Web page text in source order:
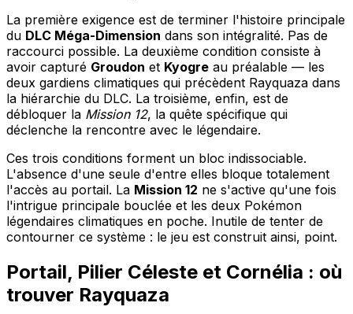
La première exigence est de terminer l'histoire principale
du DLC Méga-Dimension dans son intégralité. Pas de
raccourci possible. La deuxième condition consiste à
avoir capturé Groudon et Kyogre au préalable — les
deux gardiens climatiques qui précèdent Rayquaza dans
la hiérarchie du DLC. La troisième, enfin, est de
débloquer la Mission 12, la quête spécifique qui
déclenche la rencontre avec le légendaire.
Ces trois conditions forment un bloc indissociable.
L'absence d'une seule d'entre elles bloque totalement
l'accès au portail. La Mission 12 ne s'active qu'une fois
l'intrigue principale bouclée et les deux Pokémon
légendaires climatiques en poche. Inutile de tenter de
contourner ce système : le jeu est construit ainsi, point.
Portail, Pilier Céleste et Cornélia : où
trouver Rayquaza